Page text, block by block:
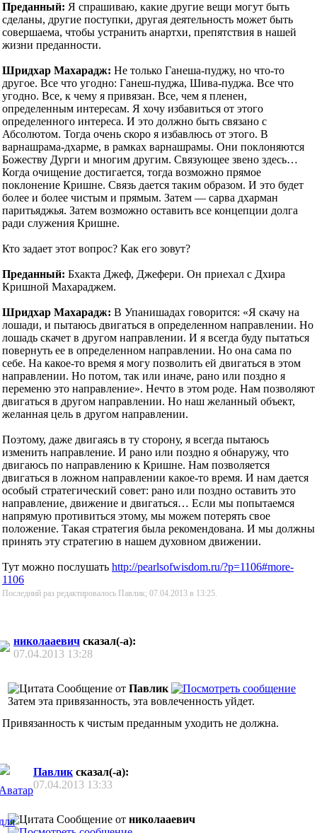
Преданный: Я спрашиваю, какие другие вещи могут быть
сделаны, другие поступки, другая деятельность может быть
совершаема, чтобы устранить анартхи, препятствия в нашей
жизни преданности.
Шридхар Махарадж: Не только Ганеша-пуджу, но что-то
другое. Все что угодно: Ганеш-пуджа, Шива-пуджа. Все что
угодно. Все, к чему я привязан. Все, чем я пленен,
определенным интересам. Я хочу избавиться от этого
определенного интереса. И это должно быть связано с
Абсолютом. Тогда очень скоро я избавлюсь от этого. В
варнашрама-дхарме, в рамках варнашрамы. Они поклоняются
Божеству Дурги и многим другим. Связующее звено здесь…
Когда очищение достигается, тогда возможно прямое
поклонение Кришне. Связь дается таким образом. И это будет
более и более чистым и прямым. Затем — сарва дхарман
паритьяджья. Затем возможно оставить все концепции долга
ради служения Кришне.
Кто задает этот вопрос? Как его зовут?
Преданный: Бхакта Джеф, Джефери. Он приехал с Дхира
Кришной Махараджем.
Шридхар Махарадж: В Упанишадах говорится: «Я скачу на
лошади, и пытаюсь двигаться в определенном направлении. Но
лошадь скачет в другом направлении. И я всегда буду пытаться
повернуть ее в определенном направлении. Но она сама по
себе. На какое-то время я могу позволить ей двигаться в этом
направлении. Но потом, так или иначе, рано или поздно я
переменю это направление». Нечто в этом роде. Нам позволяют
двигаться в другом направлении. Но наш желанный объект,
желанная цель в другом направлении.
Поэтому, даже двигаясь в ту сторону, я всегда пытаюсь
изменить направление. И рано или поздно я обнаружу, что
двигаюсь по направлению к Кришне. Нам позволяется
двигаться в ложном направлении какое-то время. И нам дается
особый стратегический совет: рано или поздно оставить это
направление, движение и двигаться… Если мы попытаемся
напрямую противиться этому, мы можем потерять свое
положение. Такая стратегия была рекомендована. И мы должны
принять эту стратегию в нашем духовном движении.
Тут можно послушать http://pearlsofwisdom.ru/?p=1106#more-
1106
Последний раз редактировалось Павлик; 07.04.2013 в 13:25.
николааевич сказал(-а):
07.04.2013 13:28
Сообщение от Павлик
Затем эта привязанность, эта вовлеченность уйдет.
Привязанность к чистым преданным уходить не должна.
Павлик сказал(-а):
07.04.2013 13:33
Сообщение от николааевич